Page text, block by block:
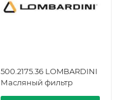
500.2175.36 LOMBARDINI
Масляный фильтр